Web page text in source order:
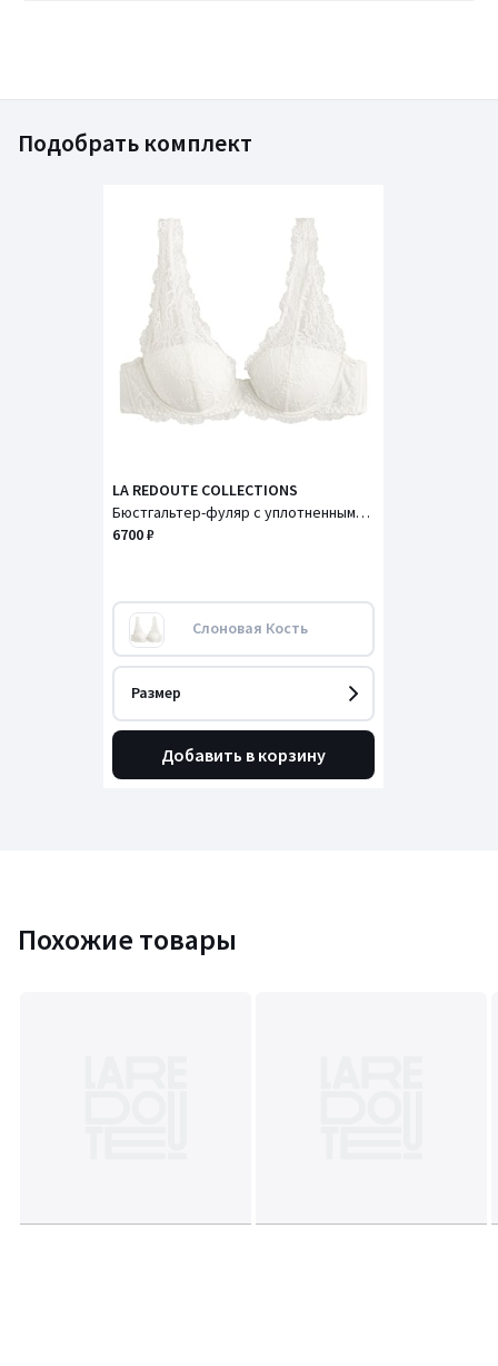
Подобрать комплект
LA REDOUTE COLLECTIONS
Бюстгальтер-фуляр с уплотненными чашечками , Valentine / Валентин
6700 ₽
Слоновая Кость
Размер
Добавить в корзину
Похожие товары